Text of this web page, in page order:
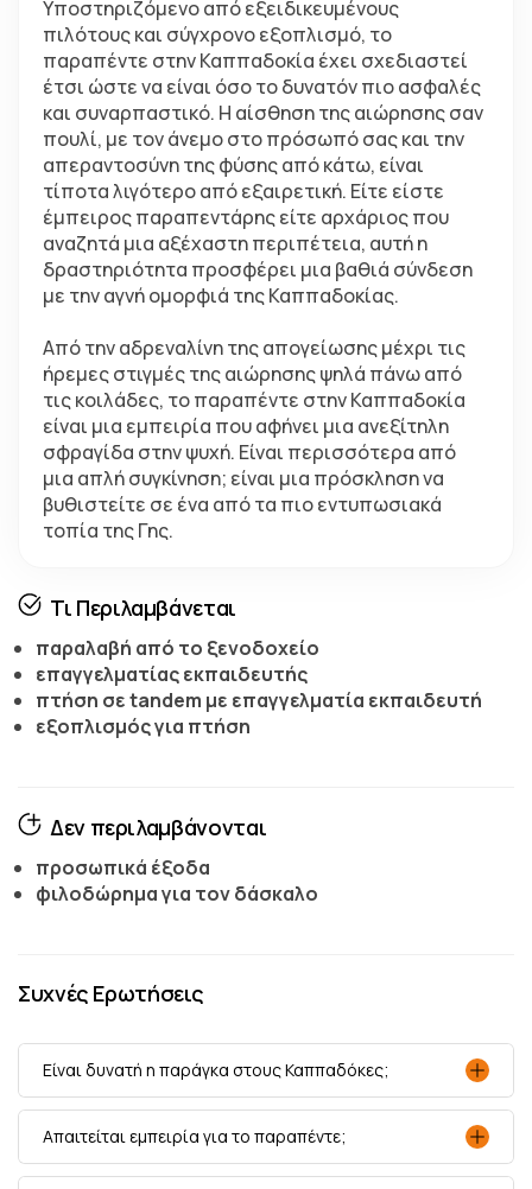
Υποστηριζόμενο από εξειδικευμένους
πιλότους και σύγχρονο εξοπλισμό, το
παραπέντε στην Καππαδοκία έχει σχεδιαστεί
έτσι ώστε να είναι όσο το δυνατόν πιο ασφαλές
και συναρπαστικό. Η αίσθηση της αιώρησης σαν
πουλί, με τον άνεμο στο πρόσωπό σας και την
απεραντοσύνη της φύσης από κάτω, είναι
τίποτα λιγότερο από εξαιρετική. Είτε είστε
έμπειρος παραπεντάρης είτε αρχάριος που
αναζητά μια αξέχαστη περιπέτεια, αυτή η
δραστηριότητα προσφέρει μια βαθιά σύνδεση
με την αγνή ομορφιά της Καππαδοκίας.
Από την αδρεναλίνη της απογείωσης μέχρι τις
ήρεμες στιγμές της αιώρησης ψηλά πάνω από
τις κοιλάδες, το παραπέντε στην Καππαδοκία
είναι μια εμπειρία που αφήνει μια ανεξίτηλη
σφραγίδα στην ψυχή. Είναι περισσότερα από
μια απλή συγκίνηση; είναι μια πρόσκληση να
βυθιστείτε σε ένα από τα πιο εντυπωσιακά
τοπία της Γης.
Τι Περιλαμβάνεται
παραλαβή από το ξενοδοχείο
επαγγελματίας εκπαιδευτής
πτήση σε tandem με επαγγελματία εκπαιδευτή
εξοπλισμός για πτήση
Δεν περιλαμβάνονται
προσωπικά έξοδα
φιλοδώρημα για τον δάσκαλο
Συχνές Ερωτήσεις
Είναι δυνατή η παράγκα στους Καππαδόκες;
Απαιτείται εμπειρία για το παραπέντε;